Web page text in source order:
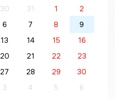
30 31 1
2
6 7 8
9
13 14 15
16
20 21 22
23
27 28 29
30
3 4 5 6